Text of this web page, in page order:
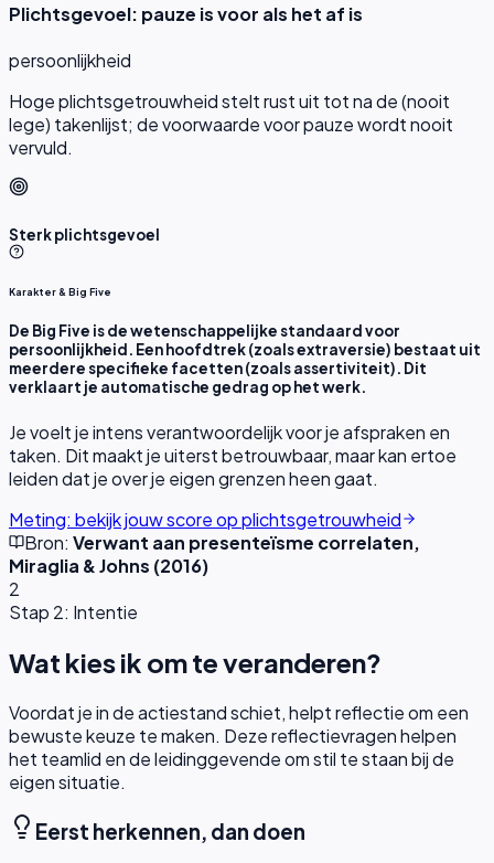
Plichtsgevoel: pauze is voor als het af is
persoonlijkheid
Hoge plichtsgetrouwheid stelt rust uit tot na de (nooit
lege) takenlijst; de voorwaarde voor pauze wordt nooit
vervuld.
Sterk plichtsgevoel
Karakter & Big Five
De Big Five is de wetenschappelijke standaard voor
persoonlijkheid. Een hoofdtrek (zoals extraversie) bestaat uit
meerdere specifieke facetten (zoals assertiviteit). Dit
verklaart je automatische gedrag op het werk.
Je voelt je intens verantwoordelijk voor je afspraken en
taken. Dit maakt je uiterst betrouwbaar, maar kan ertoe
leiden dat je over je eigen grenzen heen gaat.
Meting: bekijk jouw score op plichtsgetrouwheid
Bron: Verwant aan presenteïsme correlaten,
Miraglia & Johns (2016)
2
Stap 2: Intentie
Wat kies ik om te veranderen?
Voordat je in de actiestand schiet, helpt reflectie om een
bewuste keuze te maken. Deze reflectievragen helpen
het teamlid en de leidinggevende om stil te staan bij de
eigen situatie.
Eerst herkennen, dan doen